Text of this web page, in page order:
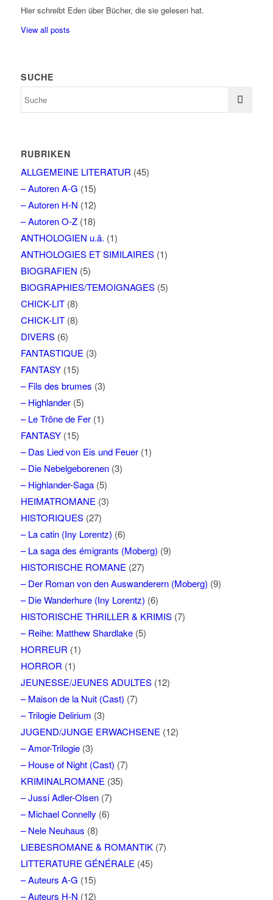
Hier schreibt Eden über Bücher, die sie gelesen hat.
View all posts
SUCHE
RUBRIKEN
ALLGEMEINE LITERATUR (45)
– Autoren A-G (15)
– Autoren H-N (12)
– Autoren O-Z(18)
ANTHOLOGIEN u.ä. (1)
ANTHOLOGIES ET SIMILAIRES(1)
BIOGRAFIEN (5)
BIOGRAPHIES/TEMOIGNAGES(5)
CHICK-LIT(8)
CHICK-LIT(8)
DIVERS(6)
FANTASTIQUE(3)
FANTASY(15)
– Fils des brumes (3)
– Highlander(5)
– Le Trône de Fer(1)
FANTASY(15)
– Das Lied von Eis und Feuer(1)
– Die Nebelgeborenen(3)
– Highlander-Saga(5)
HEIMATROMANE(3)
HISTORIQUES(27)
– La catin (Iny Lorentz) (6)
– La saga des émigrants (Moberg) (9)
HISTORISCHE ROMANE(27)
– Der Roman von den Auswanderern (Moberg) (9)
– Die Wanderhure (Iny Lorentz) (6)
HISTORISCHE THRILLER & KRIMIS(7)
– Reihe: Matthew Shardlake(5)
HORREUR (1)
HORROR (1)
JEUNESSE/JEUNES ADULTES(12)
– Maison de la Nuit (Cast) (7)
– Trilogie Delirium (3)
JUGEND/JUNGE ERWACHSENE(12)
– Amor-Trilogie(3)
– House of Night (Cast) (7)
KRIMINALROMANE(35)
– Jussi Adler-Olsen(7)
– Michael Connelly (6)
– Nele Neuhaus (8)
LIEBESROMANE & ROMANTIK(7)
LITTERATURE GÉNÉRALE(45)
– Auteurs A-G (15)
– Auteurs H-N (12)